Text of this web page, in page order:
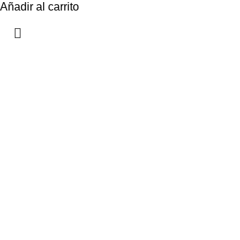
Añadir al carrito